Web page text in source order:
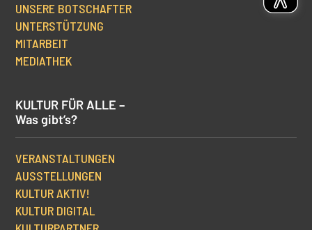
UNSERE BOTSCHAFTER
UNTERSTÜTZUNG
MITARBEIT
MEDIATHEK
KULTUR FÜR ALLE –
Was gibt’s?
VERANSTALTUNGEN
AUSSTELLUNGEN
KULTUR AKTIV!
KULTUR DIGITAL